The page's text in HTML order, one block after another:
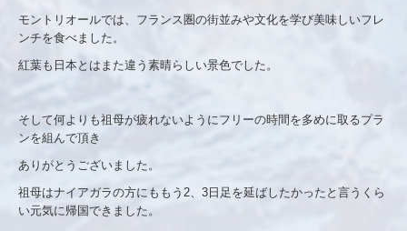
モントリオールでは、フランス圏の街並みや文化を学び美味しいフレ
ンチを食べました。
紅葉も日本とはまた違う素晴らしい景色でした。
そして何よりも祖母が疲れないようにフリーの時間を多めに取るプラ
ンを組んで頂き
ありがとうございました。
祖母はナイアガラの方にももう2、3日足を延ばしたかったと言うくら
い元気に帰国できました。